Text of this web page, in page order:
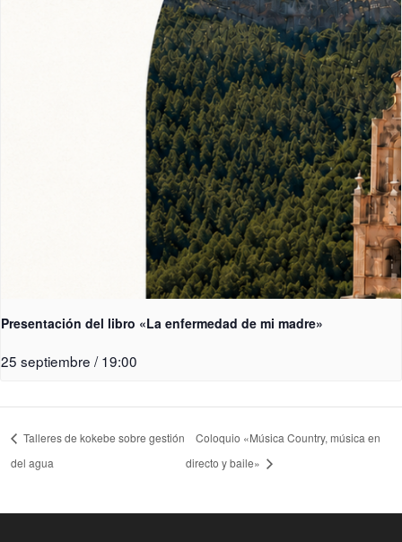
Presentación del libro «La enfermedad de mi madre»
25 septiembre / 19:00
Talleres de kokebe sobre gestión
del agua
Coloquio «Música Country, música en
directo y baile»